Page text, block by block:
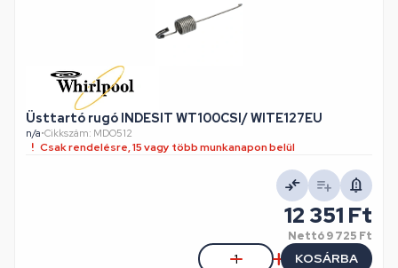
Üsttartó rugó INDESIT WT100CSI/ WITE127EU
n/a•Cikkszám: MDO512
Csak rendelésre, 15 vagy több munkanapon belül
12 351 Ft
Nettó9 725 Ft
KOSÁRBA